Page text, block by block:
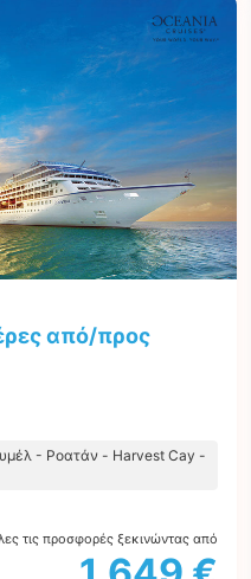
από/προς
- Ροατάν - Harvest Cay -
τις προσφορές ξεκινώντας από